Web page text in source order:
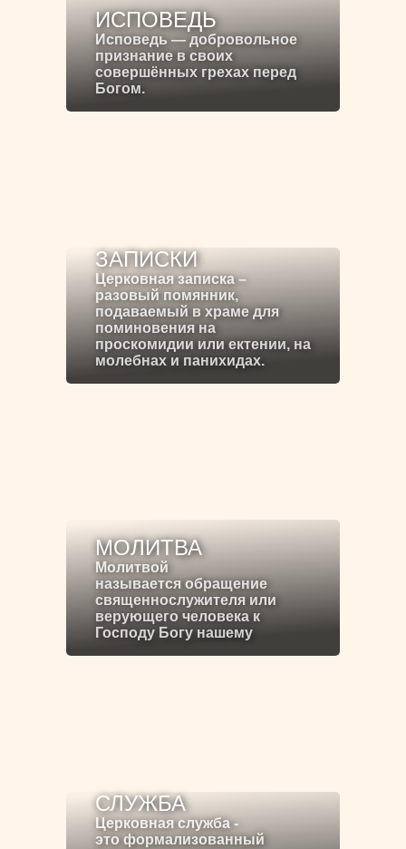
ИСПОВЕДЬ
Исповедь — добровольное
признание в своих
совершённых грехах перед
Богом.
ЗАПИСКИ
Церковная записка –
разовый помянник,
подаваемый в храме для
поминовения на
проскомидии или ектении, на
молебнах и панихидах.
МОЛИТВА
Молитвой
называется обращение
священнослужителя или
верующего человека к
Господу Богу нашему
СЛУЖБА
Церковная служба -
это формализованный